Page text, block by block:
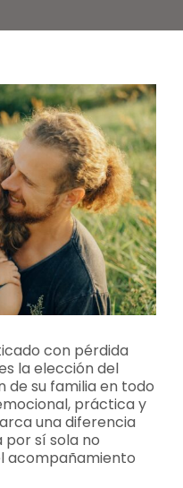
con pérdida
la elección del
de su familia en todo
práctica y
una diferencia
sí sola no
acompañamiento